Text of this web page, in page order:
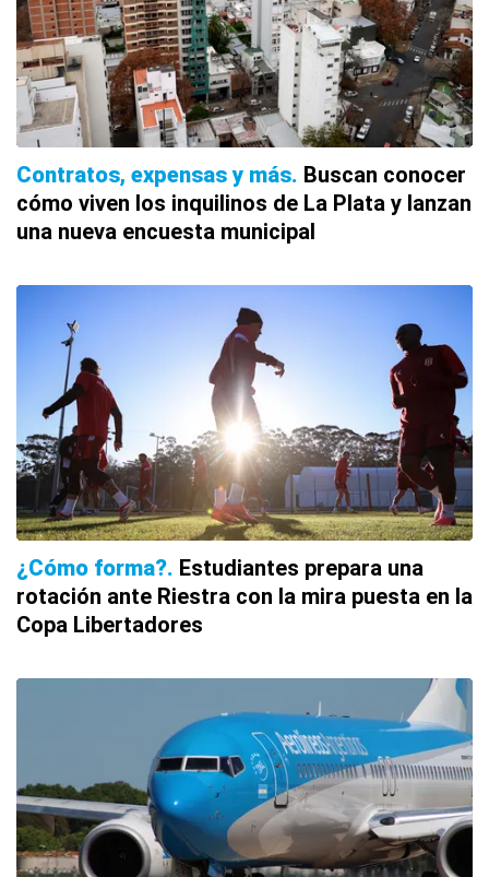
Contratos, expensas y más Buscan conocer
cómo viven los inquilinos de La Plata y lanzan
una nueva encuesta municipal
¿Cómo forma? Estudiantes prepara una
rotación ante Riestra con la mira puesta en la
Copa Libertadores